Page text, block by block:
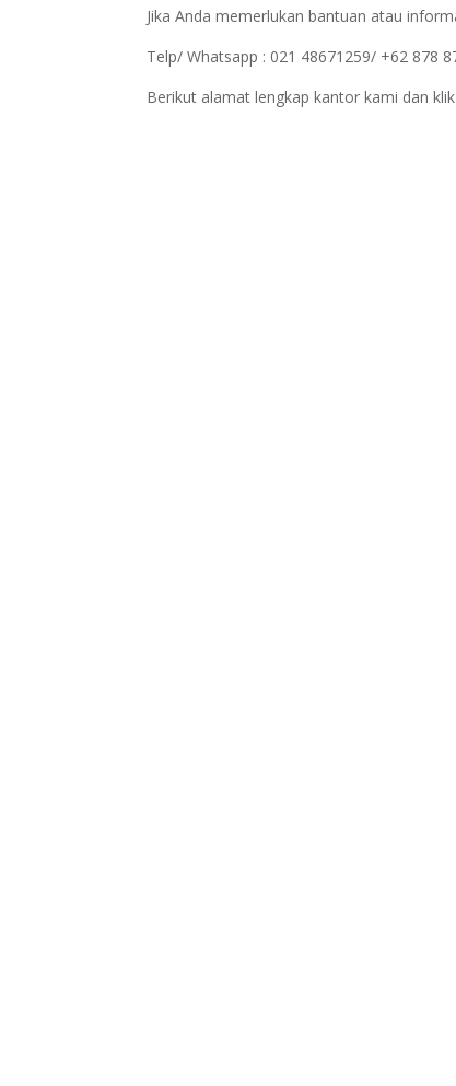
Jika Anda memerlukan bantuan atau
Telp/ Whatsapp : 021 48671259/ +62 878
Berikut alamat lengkap kantor kami dan